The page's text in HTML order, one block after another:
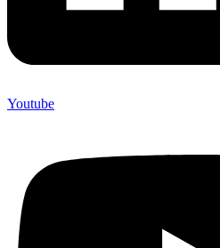
Youtube